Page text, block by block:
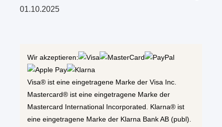
01.10.2025
Wir akzeptieren:
Visa® ist eine eingetragene Marke der Visa Inc.
Mastercard® ist eine eingetragene Marke der
Mastercard International Incorporated. Klarna® ist
eine eingetragene Marke der Klarna Bank AB (publ).